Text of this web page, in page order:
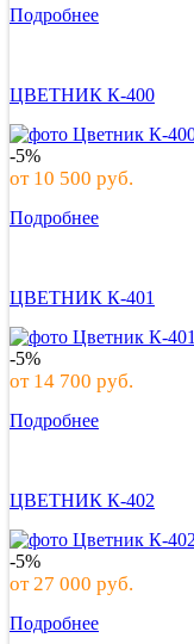
Подробнее
ЦВЕТНИК К-400
-5%
от 10 500 руб.
Подробнее
ЦВЕТНИК К-401
-5%
от 14 700 руб.
Подробнее
ЦВЕТНИК К-402
-5%
от27 000 руб.
Подробнее